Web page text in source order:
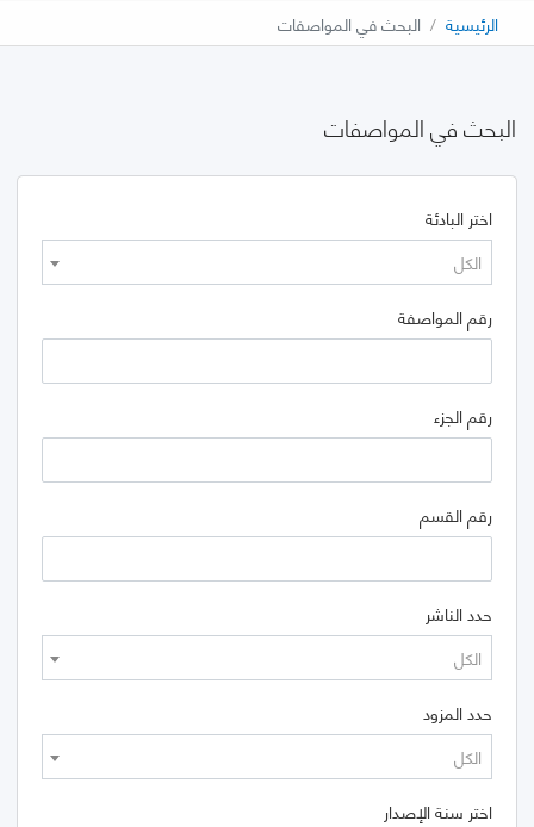
الرئيسية البحث في المواصفات
البحث في المواصفات
اختر البادئة
الكل
رقم المواصفة
رقم الجزء
رقم القسم
حدد الناشر
الكل
حدد المزود
الكل
اختر سنة الإصدار